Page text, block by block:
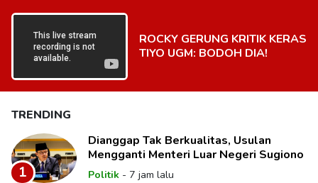
ROCKY GERUNG KRITIK KERAS
TIYO UGM: BODOH DIA!
TRENDING
1
Dianggap Tak Berkualitas, Usulan
Mengganti Menteri Luar Negeri Sugiono
Politik - 7 jam lalu